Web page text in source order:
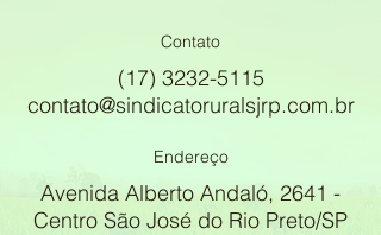
Contato
(17) 3232-5115
contato@sindicatoruralsjrp.com.br
Endereço
Avenida Alberto Andaló, 2641 -
Centro São José do Rio Preto/SP